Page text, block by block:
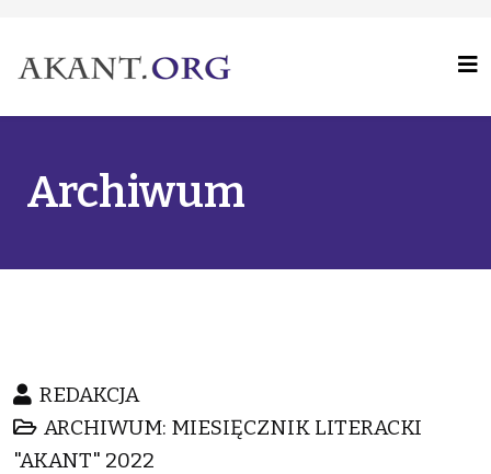
Archiwum
REDAKCJA
ARCHIWUM: MIESIĘCZNIK LITERACKI
"AKANT" 2022